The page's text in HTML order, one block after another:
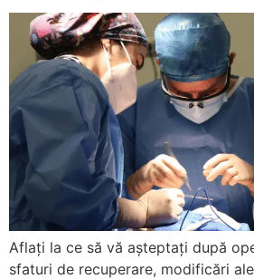
Aflați la ce să vă așteptați după
sfaturi de recuperare, modificări